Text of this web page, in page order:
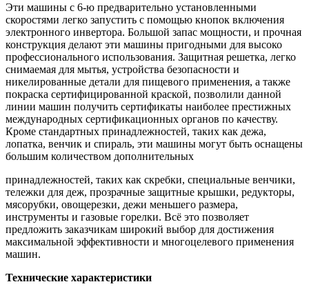
Эти машины с 6-ю предварительно установленными
скоростями легко запустить с помощью кнопок включения
электронного инвертора. Большой запас мощности, и прочная
конструкция делают эти машины пригодными для высоко
профессионального использования. Защитная решетка, легко
снимаемая для мытья, устройства безопасности и
никелированные детали для пищевого применения, а также
покраска сертифицированной краской, позволили данной
линии машин получить сертификаты наиболее престижных
международных сертификационных органов по качеству.
Кроме стандартных принадлежностей, таких как дежа,
лопатка, венчик и спираль, эти машины могут быть оснащены
большим количеством дополнительных
принадлежностей, таких как скребки, специальные венчики,
тележки для деж, прозрачные защитные крышки, редукторы,
мясорубки, овощерезки, дежи меньшего размера,
инструменты и газовые горелки. Всё это позволяет
предложить заказчикам широкий выбор для достижения
максимальной эффективности и многоцелевого применения
машин.
Технические характеристики